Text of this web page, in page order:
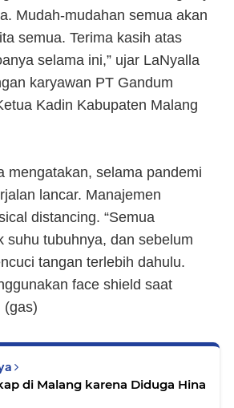
Mudah-mudahan semua akan
semua. Terima kasih atas
selama ini,” ujar LaNyalla
karyawan PT Gandum
Kadin Kabupaten Malang
mengatakan, selama pandemi
lancar. Manajemen
distancing. “Semua
suhu tubuhnya, dan sebelum
tangan terlebih dahulu.
face shield saat
(gas)
di Malang karena Diduga Hina